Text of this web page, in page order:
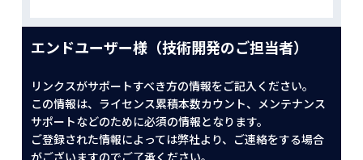
エンドユーザー様（技術開発のご担当者）
リンクスがサポートすべき方の情報をご記入ください。
この情報は、ライセンス累積本数カウント、メンテナンス
サポートなどのために必須の情報となります。
ご登録された情報によっては弊社より、ご連絡をする場合
がございますのでご了承ください。